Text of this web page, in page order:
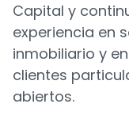
Capital y
experiencia en
inmobiliario y
clientes
abiertos.